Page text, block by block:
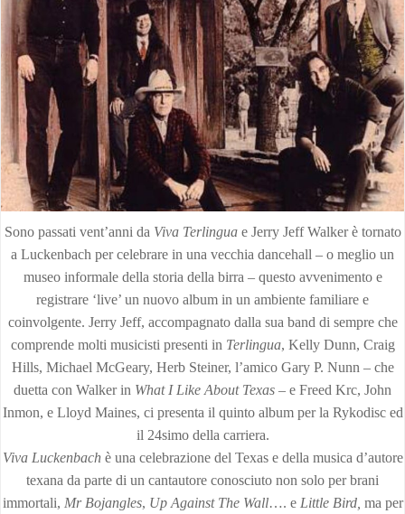
Sono passati vent’anni da Viva Terlinguae Jerry Jeff Walker è tornato
a Luckenbach per celebrare in una vecchia dancehall – o meglio un
museo informale della storia della birra – questo avvenimento e
registrare ‘live’ un nuovo album in un ambiente familiare e
coinvolgente. Jerry Jeff, accompagnato dalla sua band di sempre che
comprende molti musicisti presenti in Terlingua, Kelly Dunn, Craig
Hills, Michael McGeary, Herb Steiner, l’amico Gary P. Nunn – che
duetta con Walker in What I Like About Texas – e Freed Krc, John
Inmon, e Lloyd Maines, ci presenta il quinto album per la Rykodisc ed
il 24simo della carriera.
Viva Luckenbachè una celebrazione del Texas e della musica d’autore
texana da parte di un cantautore conosciuto non solo per brani
immortali, Mr Bojangles, Up Against The Wall…. e Little Bird, ma per